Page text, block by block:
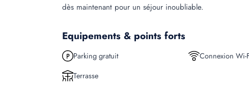
dès maintenant pour un séjour inoubliable.
Equipements & points forts
Parking gratuit Connexion Wi-
Terrasse